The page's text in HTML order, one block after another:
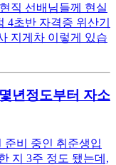
직 선배님들께 현실
4초반 자격증 위산기
지게차 이렇게 있습
년정도부터 자소
준비 중인 취준생입
지 3주 정도 됐는데,